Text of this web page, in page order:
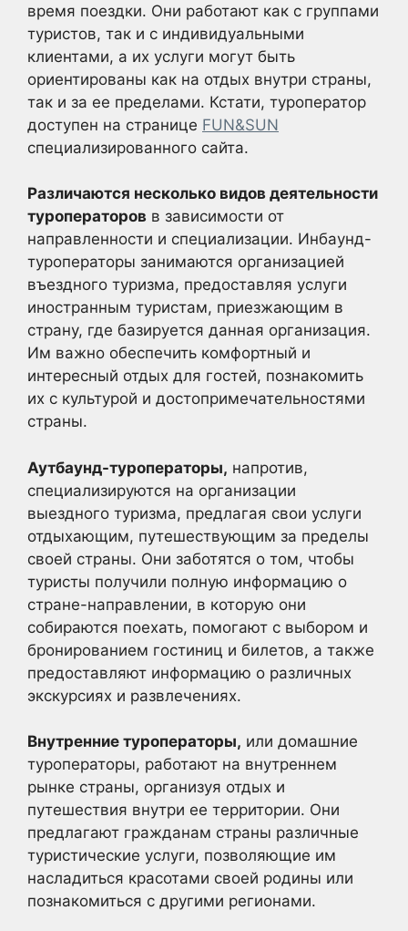
время поездки. Они работают как с группами
туристов, так и с индивидуальными
клиентами, а их услуги могут быть
ориентированы как на отдых внутри страны,
так и за ее пределами. Кстати, туроператор
доступен на странице FUN&SUN
специализированного сайта.
Различаются несколько видов деятельности
туроператоров в зависимости от
направленности и специализации. Инбаунд-
туроператоры занимаются организацией
въездного туризма, предоставляя услуги
иностранным туристам, приезжающим в
страну, где базируется данная организация.
Им важно обеспечить комфортный и
интересный отдых для гостей, познакомить
их с культурой и достопримечательностями
страны.
Аутбаунд-туроператоры, напротив,
специализируются на организации
выездного туризма, предлагая свои услуги
отдыхающим, путешествующим за пределы
своей страны. Они заботятся о том, чтобы
туристы получили полную информацию о
стране-направлении, в которую они
собираются поехать, помогают с выбором и
бронированием гостиниц и билетов, а также
предоставляют информацию о различных
экскурсиях и развлечениях.
Внутренние туроператоры, или домашние
туроператоры, работают на внутреннем
рынке страны, организуя отдых и
путешествия внутри ее территории. Они
предлагают гражданам страны различные
туристические услуги, позволяющие им
насладиться красотами своей родины или
познакомиться с другими регионами.